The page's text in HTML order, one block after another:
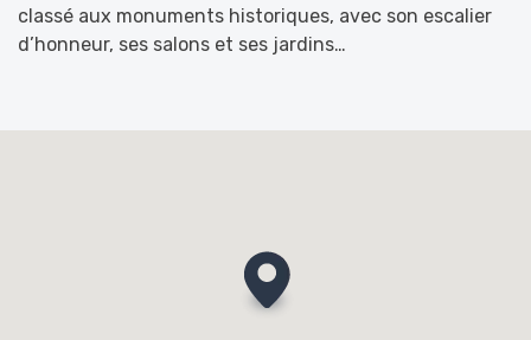
classé aux monuments historiques, avec son escalier
d’honneur, ses salons et ses jardins…